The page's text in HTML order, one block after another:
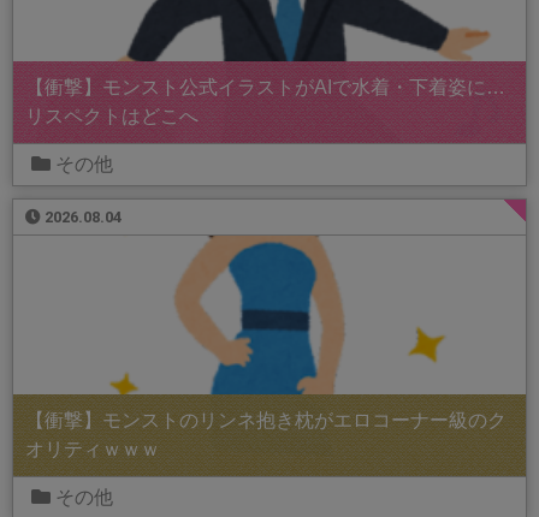
【衝撃】モンスト公式イラストがAIで水着・下着姿に…
リスペクトはどこへ
その他
2026.08.04
【衝撃】モンストのリンネ抱き枕がエロコーナー級のク
オリティｗｗｗ
その他